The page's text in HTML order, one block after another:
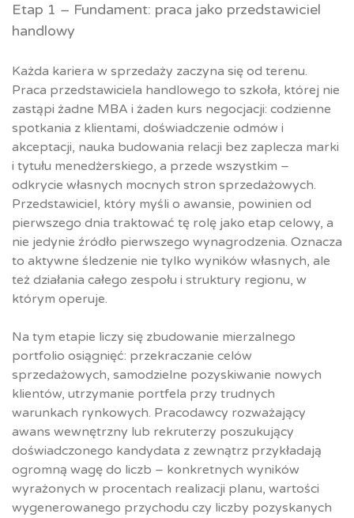
Etap 1 – Fundament: praca jako przedstawiciel
handlowy
Każda kariera w sprzedaży zaczyna się od terenu.
Praca przedstawiciela handlowego to szkoła, której nie
zastąpi żadne MBA i żaden kurs negocjacji: codzienne
spotkania z klientami, doświadczenie odmów i
akceptacji, nauka budowania relacji bez zaplecza marki
i tytułu menedżerskiego, a przede wszystkim –
odkrycie własnych mocnych stron sprzedażowych.
Przedstawiciel, który myśli o awansie, powinien od
pierwszego dnia traktować tę rolę jako etap celowy, a
nie jedynie źródło pierwszego wynagrodzenia. Oznacza
to aktywne śledzenie nie tylko wyników własnych, ale
też działania całego zespołu i struktury regionu, w
którym operuje.
Na tym etapie liczy się zbudowanie mierzalnego
portfolio osiągnięć: przekraczanie celów
sprzedażowych, samodzielne pozyskiwanie nowych
klientów, utrzymanie portfela przy trudnych
warunkach rynkowych. Pracodawcy rozważający
awans wewnętrzny lub rekruterzy poszukujący
doświadczonego kandydata z zewnątrz przykładają
ogromną wagę do liczb – konkretnych wyników
wyrażonych w procentach realizacji planu, wartości
wygenerowanego przychodu czy liczby pozyskanych